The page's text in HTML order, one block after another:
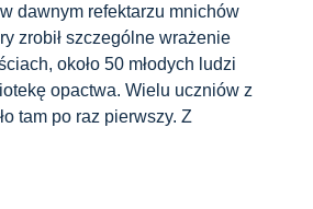
dawnym refektarzu mnichów
zrobił szczególne wrażenie
około 50 młodych ludzi
opactwa. Wielu uczniów z
tam po raz pierwszy. Z